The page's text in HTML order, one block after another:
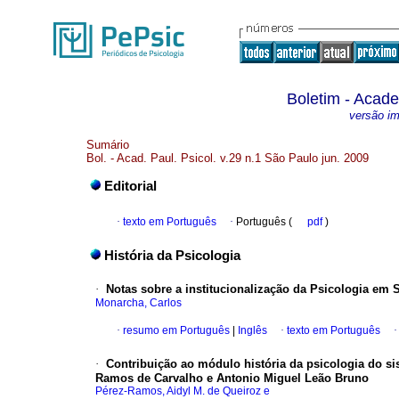
Boletim -
versão
Sumário
Bol. - Acad. Paul. Psicol. v.29 n.1 São Paulo jun. 2009
Editorial
· texto em Português · Português ( pdf)
História da Psicologia
· Notas sobre a institucionalização da Psicologia em
Monarcha, Carlos
· resumo em Português Inglês · texto em Português ·
· Contribuição ao módulo história da psicologia do
Ramos de Carvalho e Antonio Miguel Leão Bruno
Pérez-Ramos, Aidyl M. de Queiroz e